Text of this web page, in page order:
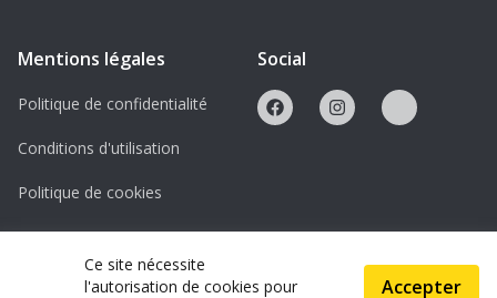
Mentions légales
Politique de confidentialité
Conditions d'utilisation
Politique de cookies
Licences
Social
Ce site nécessite
l'autorisation de cookies pour
Accepter